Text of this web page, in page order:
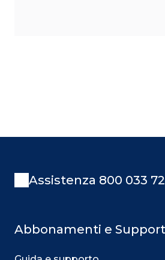
Assistenza 800 033
Abbonamenti e